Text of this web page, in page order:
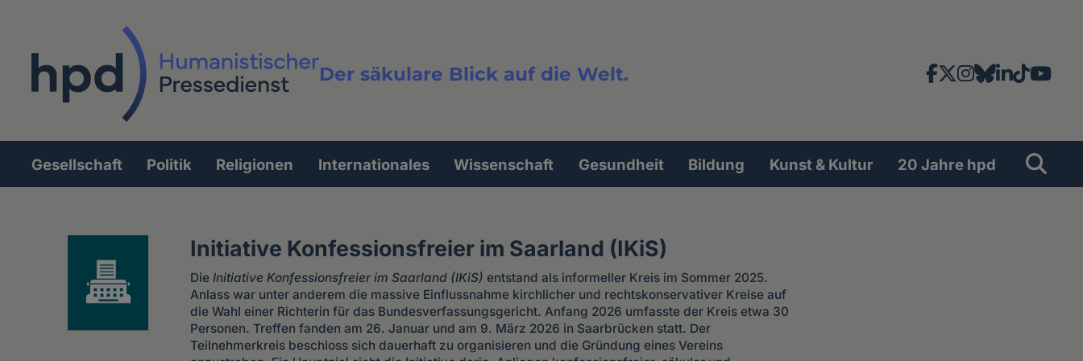
Der säkulare Blick auf die Welt.
News-
Social
Network
Facebook
X Instagram
Bluesky
LinkedIn
TikTok
Volltextsuche
Suche
Hauptnavigation
Gesellschaft Politik Religionen Internationales Wissenschaft Gesundheit Bildung Kunst & Kultur 20 Jahre hpd
Initiative Konfessionsfreier im Saarland (IKiS)
Die Initiative Konfessionsfreier im Saarland (IKiS) entstand als informeller Kreis im Sommer 2025.
Anlass war unter anderem die massive Einflussnahme kirchlicher und rechtskonservativer Kreise auf
die Wahl einer Richterin für das Bundesverfassungsgericht. Anfang 2026 umfasste der Kreis etwa 30
Personen. Treffen fanden am 26. Januar und am 9. März 2026 in Saarbrücken statt. Der
Teilnehmerkreis beschloss sich dauerhaft zu organisieren und die Gründung eines Vereins